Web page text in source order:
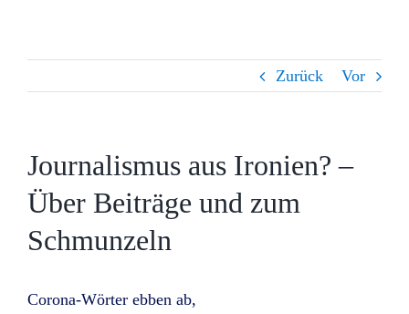
Zurück Vor
Journalismus aus Ironien? –
Über Beiträge und zum
Schmunzeln
Corona-Wörter ebben ab,